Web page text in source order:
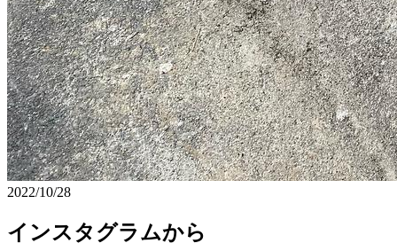
2022/10/28
インスタグラムから